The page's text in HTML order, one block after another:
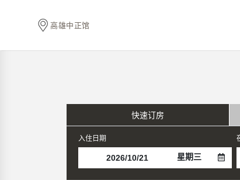
高雄中正馆
快速订房
入住日期
星期三